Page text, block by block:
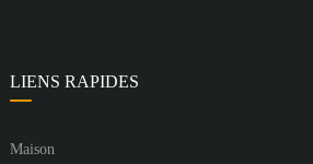
LIENS RAPIDES
Maison